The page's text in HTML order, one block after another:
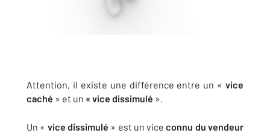
Attention, il existe une différence entre un « vice
caché » et un « vice dissimulé ».
Un « vice dissimulé » est un viceconnu du vendeur